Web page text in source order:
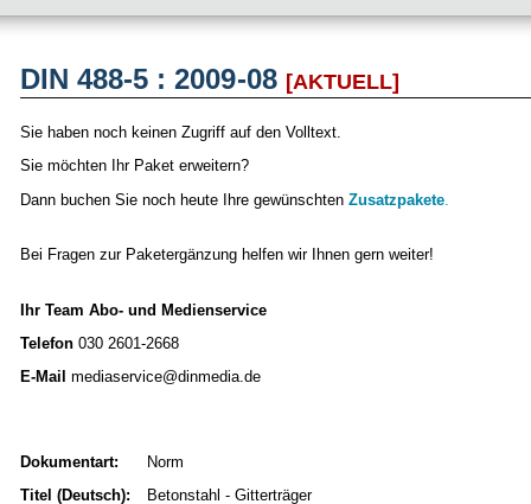
DIN 488-5 : 2009-08 [AKTUELL]
Sie haben noch keinen Zugriff auf den Volltext.
Sie möchten Ihr Paket erweitern?
Dann buchen Sie noch heute Ihre gewünschten Zusatzpakete
Bei Fragen zur Paketergänzung helfen wir Ihnen gern weiter!
Ihr Team Abo- und Medienservice
Telefon 030 2601-2668
E-Mail mediaservice@dinmedia.de
Dokumentart:
Norm
Titel (Deutsch):
Betonstahl - Gitterträger